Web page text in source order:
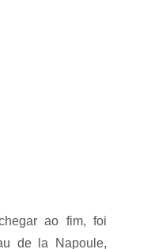
ao fim, foi
de la Napoule,